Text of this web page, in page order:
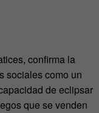
confirma la
sociales como un
de eclipsar
que se venden